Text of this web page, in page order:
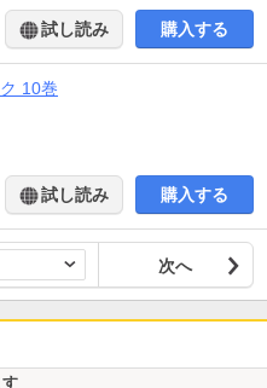
試し読み 購入する
10巻
試し読み 購入する
次へ